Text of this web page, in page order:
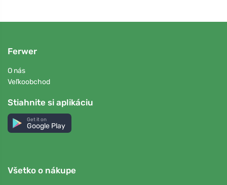
Ferwer
O nás
Veľkoobchod
Stiahnite si aplikáciu
Get it on
Google Play
Všetko o nákupe